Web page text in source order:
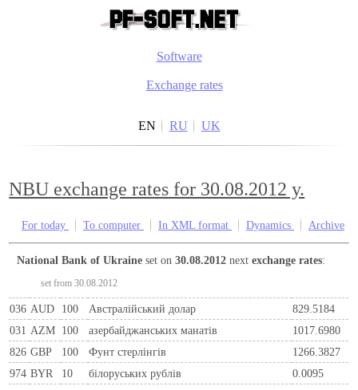
Software
Exchange rates
EN RU UK
NBU exchange rates for 30.08.2012 y.
For today To computer In XML format Dynamics Archive
National Bank of Ukraine set on30.08.2012 nextexchange rates:
set from 30.08.2012
036 AUD 100 Австралійський долар
829.5184
031 AZM 100 азербайджанських манатів
1017.6980
826 GBP 100 Фунт стерлінгів
1266.3827
974 BYR 10 білоруських рублів
0.0095